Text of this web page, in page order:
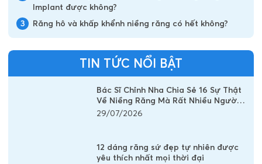
Implant được không?
3
Răng hô và khấp khểnh niềng răng có hết không?
TIN TỨC NỔI BẬT
Bác Sĩ Chỉnh Nha Chia Sẻ 16 Sự Thật
Về Niềng Răng Mà Rất Nhiều Người
Vẫn Đang Hiểu Sai
29/07/2026
12 dáng răng sứ đẹp tự nhiên được
yêu thích nhất mọi thời đại